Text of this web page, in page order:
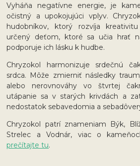
Vyháňa negatívne energie, je
očistný a upokojujúci vplyv.
hudobníkov, ktorý rozvíja
určený deťom, ktoré sa učia hrať
podporuje ich lásku k hudbe.
Chryzokol harmonizuje srdečnú
srdca. Môže zmierniť následky
alebo nerovnováhy vo štvrtej
utápanie sa v starých krivdách a
nedostatok sebavedomia a
Chryzokol patrí znameniam Býk,
Strelec a Vodnár, viac o
prečítajte tu.